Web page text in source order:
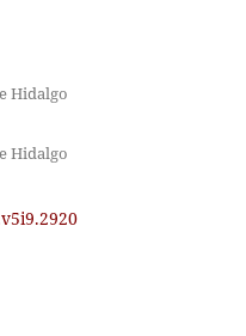
Hidalgo
Hidalgo